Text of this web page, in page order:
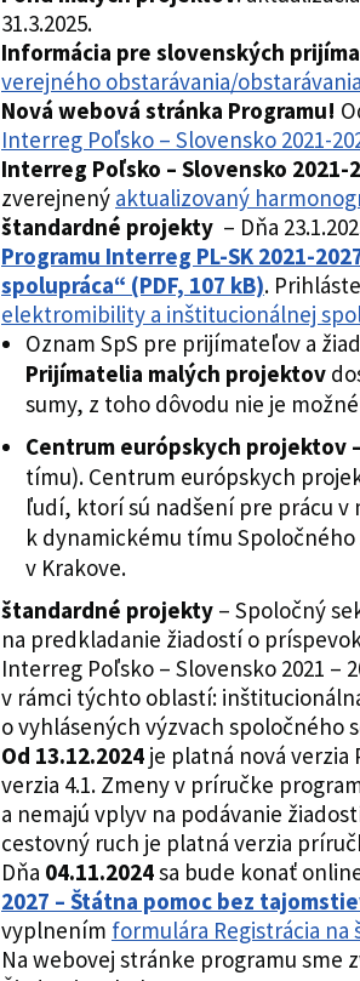
31.3.2025.
Informácia pre slovenských
verejného obstarávania/
Nová webová stránka Programu!
Interreg Poľsko – Slovensko 2021-
Interreg Poľsko – Slovensko 2021-
zverejnený aktualizovaný
štandardné projekty – Dňa
Programu Interreg PL-SK 2021-
spolupráca“ (PDF, 107 kB).
elektromibility a inštitucionálnej
Oznam SpS pre prijímateľov a
Prijímatelia malých projektov
sumy, z toho dôvodu nie je
Centrum európskych projektov
tímu). Centrum európskych
ľudí, ktorí sú nadšení pre prácu
k dynamickému tímu
v Krakove.
štandardné projekty – Spoločný
na predkladanie žiadostí o
Interreg Poľsko – Slovensko 2021 –
v rámci týchto oblastí:
o vyhlásených výzvach spoločného
Od 13.12.2024 je platná nová verzia
verzia 4.1. Zmeny v príručke
a nemajú vplyv na podávanie
cestovný ruch je platná verzia
Dňa 04.11.2024sa bude konať
2027 – Štátna pomoc bez
vyplnením formulára Registrácia
Na webovej stránke programu sme